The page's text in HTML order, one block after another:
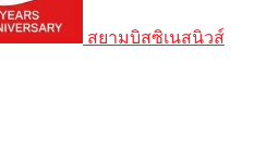
สยามบิสซิเนสนิวส์